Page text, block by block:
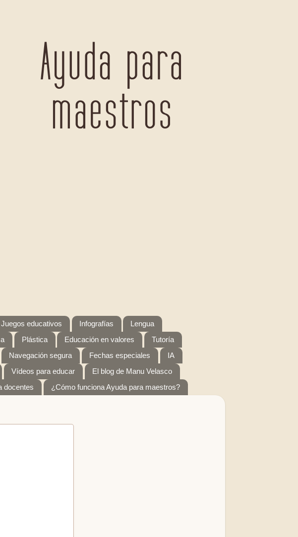
Juegos educativos Infografías
Lengua
Plástica Educación en valores
Tutoría
Navegación segura Fechas especiales
IA
Vídeos para educar
El blog de Manu Velasco
docentes ¿Cómo funciona Ayuda para maestros?